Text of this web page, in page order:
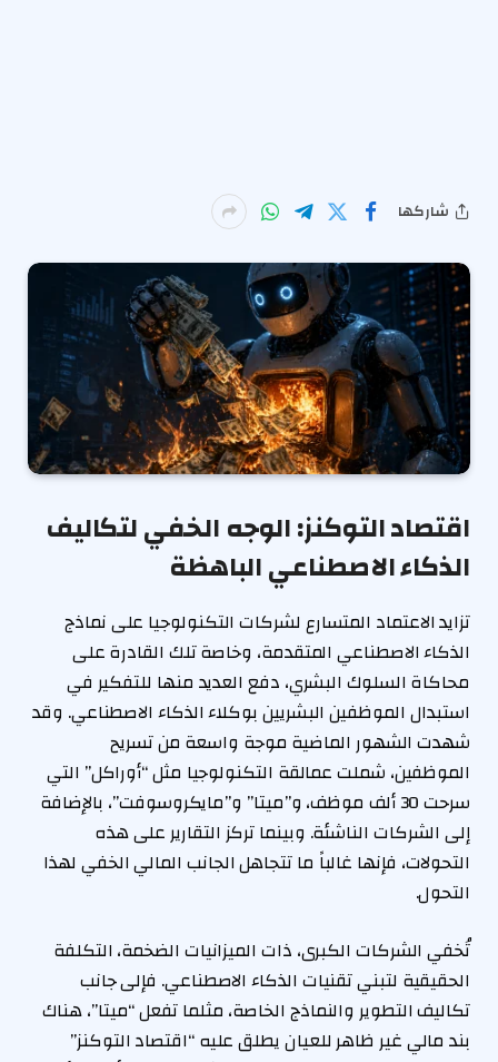
شاركها
اقتصاد التوكنز: الوجه الخفي لتكاليف
الذكاء الاصطناعي الباهظة
تزايد الاعتماد المتسارع لشركات التكنولوجيا على نماذج
الذكاء الاصطناعي المتقدمة، وخاصة تلك القادرة على
محاكاة السلوك البشري، دفع العديد منها للتفكير في
استبدال الموظفين البشريين بوكلاء الذكاء الاصطناعي. وقد
شهدت الشهور الماضية موجة واسعة من تسريح
الموظفين، شملت عمالقة التكنولوجيا مثل “أوراكل” التي
سرحت 30 ألف موظف، و”ميتا” و”مايكروسوفت”، بالإضافة
إلى الشركات الناشئة. وبينما تركز التقارير على هذه
التحولات، فإنها غالباً ما تتجاهل الجانب المالي الخفي لهذا
التحول.
تُخفي الشركات الكبرى، ذات الميزانيات الضخمة، التكلفة
الحقيقية لتبني تقنيات الذكاء الاصطناعي. فإلى جانب
تكاليف التطوير والنماذج الخاصة، مثلما تفعل “ميتا”، هناك
بند مالي غير ظاهر للعيان يطلق عليه “اقتصاد التوكنز”